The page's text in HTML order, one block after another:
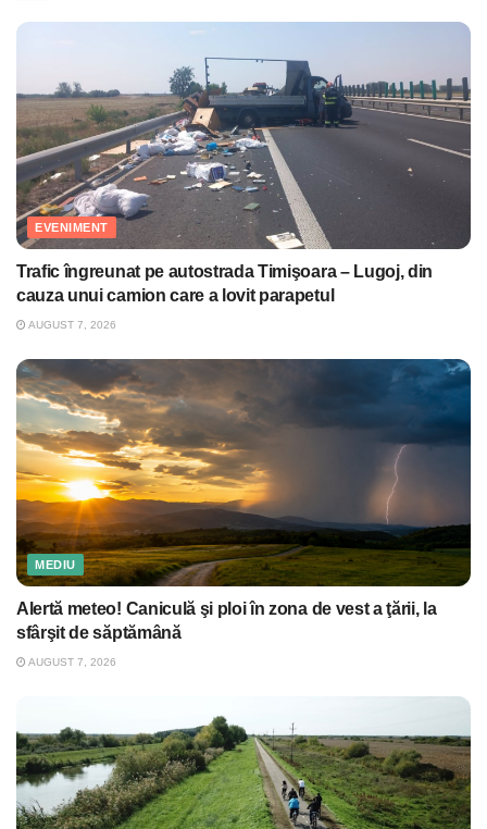
EVENIMENT
Trafic îngreunat pe autostrada Timişoara – Lugoj, din
cauza unui camion care a lovit parapetul
AUGUST 7, 2026
MEDIU
Alertă meteo! Caniculă şi ploi în zona de vest a ţării, la
sfârşit de săptămână
AUGUST 7, 2026